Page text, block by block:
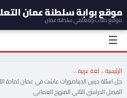
موقع بوابة سلطنة عمان
موقع طلاب ومعلمي سلطنة عمان
☰
الرئيسية←لغة عربية←
حل اسئلة درس الديناصورات عاشت في عمان لمادة
الفصل الدراسي الثاني المنهج العماني